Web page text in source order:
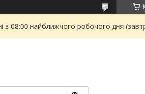
з 08:00 найближчого робочого дня